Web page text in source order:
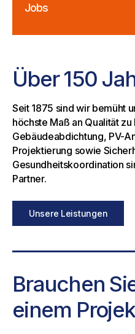
Jobs
Über 150
Seit 1875 sind wir bemüht
höchste Maß an Qualität
Gebäudeabdichtung, PV-
Projektierung sowie
Gesundheitskoordination
Partner.
Unsere Leistungen
Brauchen
einem